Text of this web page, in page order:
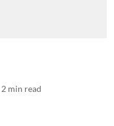
2 min read